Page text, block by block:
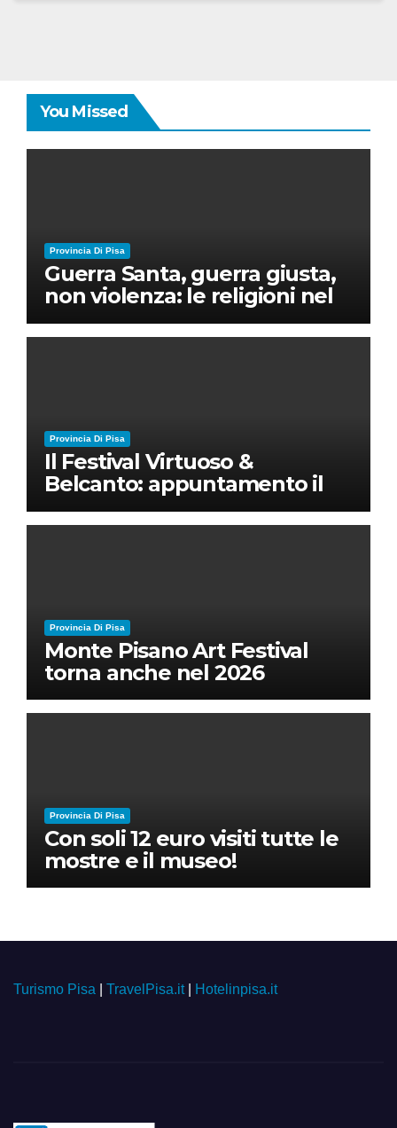
You Missed
Provincia Di Pisa
Guerra Santa, guerra giusta,
non violenza: le religioni nel
nuovo disordine mondiale
Provincia Di Pisa
Il Festival Virtuoso &
Belcanto: appuntamento il
28 luglio a Palazzo Blu con
Ruben Micieli
Provincia Di Pisa
Monte Pisano Art Festival
torna anche nel 2026
Provincia Di Pisa
Con soli 12 euro visiti tutte le
mostre e il museo!
Turismo Pisa TravelPisa.it| Hotelinpisa.it